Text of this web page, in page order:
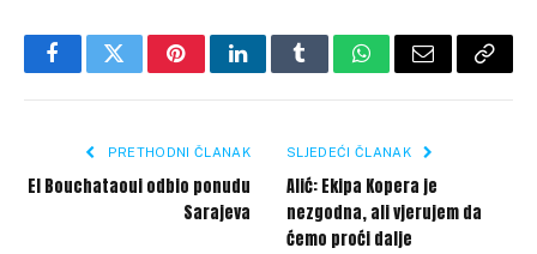
FacebookTwitterPinterestLinkedInTumblrWhatsApp
Email Copy
PRETHODNI ČLANAK
El Bouchataoui odbio ponudu
Sarajeva
SLJEDEĆI ČLANAK
Alić: Ekipa Kopera je
nezgodna, ali vjerujem da
ćemo proći dalje